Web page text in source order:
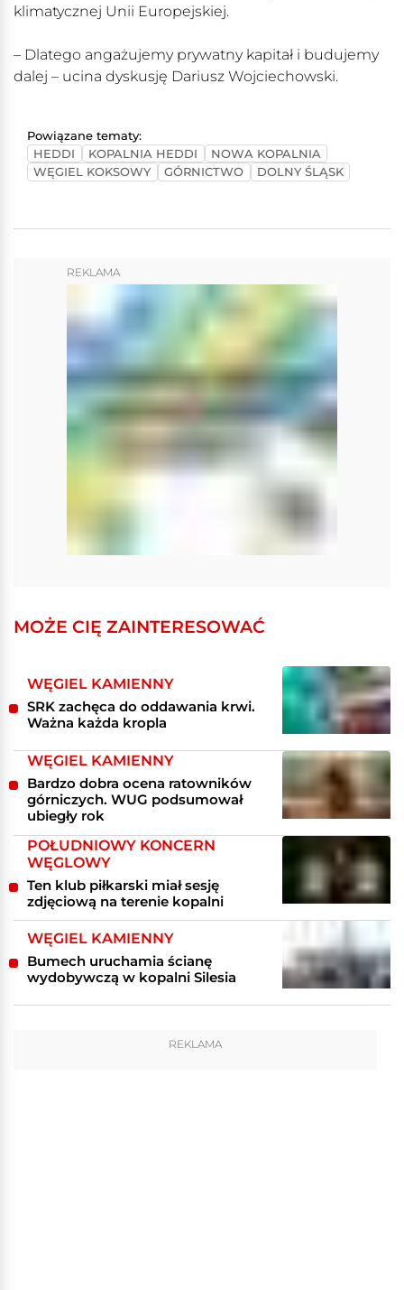
klimatycznej Unii Europejskiej.
– Dlatego angażujemy prywatny kapitał i budujemy
dalej – ucina dyskusję Dariusz Wojciechowski.
Powiązane tematy:
HEDDI
KOPALNIA HEDDI
NOWA KOPALNIA
WĘGIEL KOKSOWY
GÓRNICTWO DOLNY ŚLĄSK
REKLAMA
MOŻE CIĘ ZAINTERESOWAĆ
WĘGIEL KAMIENNY
SRK zachęca do oddawania krwi.
Ważna każda kropla
WĘGIEL KAMIENNY
Bardzo dobra ocena ratowników
górniczych. WUG podsumował
ubiegły rok
POŁUDNIOWY KONCERN
WĘGLOWY
Ten klub piłkarski miał sesję
zdjęciową na terenie kopalni
WĘGIEL KAMIENNY
Bumech uruchamia ścianę
wydobywczą w kopalni Silesia
REKLAMA